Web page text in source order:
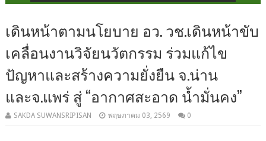
เดินหน้าตามนโยบาย อว. วช.เดินหน้าขับ
เคลื่อนงานวิจัยนวัตกรรม ร่วมแก้ไข
ปัญหาและสร้างความยั่งยืน จ.น่าน
และจ.แพร่ สู่ “อากาศสะอาด น้ำมั่นคง”
SAKDA SUWANSRIPISAN พฤษภาคม 03, 2569 0